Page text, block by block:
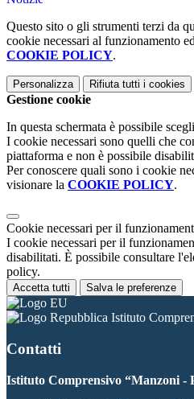
Questo sito o gli strumenti terzi da
cookie necessari al funzionamento
COOKIE POLICY.
Personalizza Rifiuta tutti i cookies
Gestione cookie
In questa schermata è possibile
I cookie necessari sono quelli che
piattaforma e non è possibile
Per conoscere quali sono i cookie
visionare la COOKIE POLICY.
Cookie necessari per il
I cookie necessari per il
disabilitati. È possibile consultare
policy.
Accetta tutti Salva le preferenze
Istituto
Contatti
Istituto Comprensivo “Manzoni -